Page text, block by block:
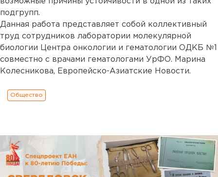
подгрупп.
Данная работа представляет собой коллективный
труд сотрудников лаборатории молекулярной
биологии Центра онкологии и гематологии ОДКБ №1
совместно с врачами гематологами УрФО. Марина
Колесникова, Европейско-Азиатские Новости.
Общество